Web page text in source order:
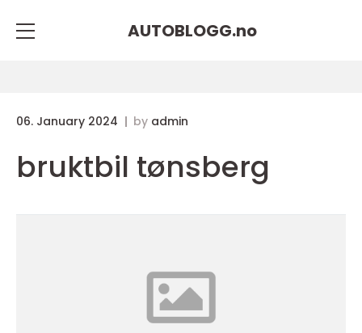
AUTOBLOGG.no
06. January 2024 by admin
bruktbil tønsberg